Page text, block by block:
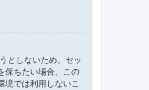
としないため、セッ
保ちたい場合、この
境では利用しないこ